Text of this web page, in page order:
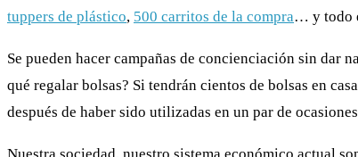
tuppers de plástico, 500 carritos de la compra… y todo
Se pueden hacer campañas de concienciación sin dar
qué regalar bolsas? Si tendrán cientos de bolsas en
después de haber sido utilizadas en un par de